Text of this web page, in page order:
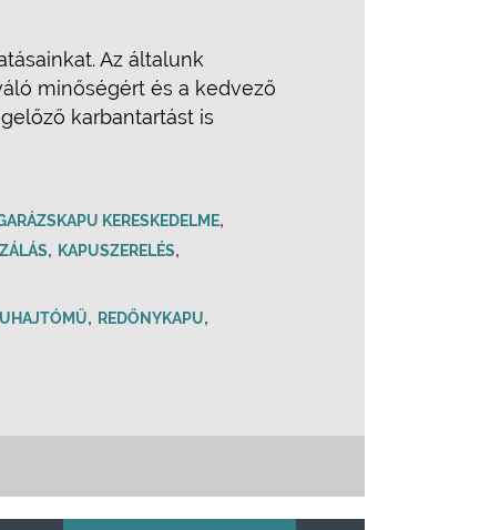
Az általunk
minőségért és a kedvező
karbantartást is
KERESKEDELME,
, KAPUSZERELÉS,
, REDŐNYKAPU,